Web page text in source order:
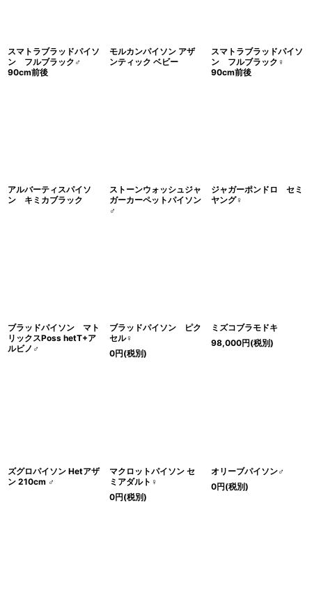
スマトラブラッドパイソ
ン フルブラック♂
90cm前後
モルカンパイソン アザ
ンティック ベビー
スマトラブラッドパイソ
ン フルブラック♀
90cm前後
アルバーティスパイソ
ン キミカブラック
ストーンウォッシュジャ
ガーカーペットパイソン
♂
ジャガーポンドロ セミ
ヤング♀
ブラッドパイソン マト
リックスPoss hetT+ア
ルビノ♂
ブラッドパイソン ピク
セル♀
0円(税別)
ミズコブラモドキ
98,000円(税別)
ズグロパイソン Hetアザ
ン 210cm ♂
マクロットパイソン セ
ミアダルト♀
0円(税別)
オリーブパイソン♂
0円(税別)